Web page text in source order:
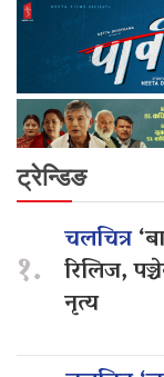
ट्रेन्डिङ
१.
चलचित्र
रिलिज,
नृत्य